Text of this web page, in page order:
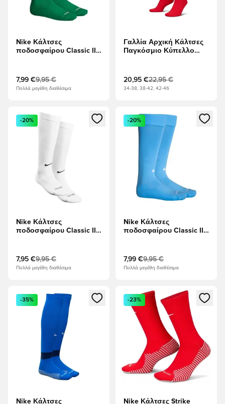
Nike Κάλτσες
ποδοσφαίρου Classic II -
7,99 €9,95 €
Πολλά μεγέθη διαθέσιμα
Γαλλία Αρχική Κάλτσες
Παγκόσμιο Κύπελλο
20,95 €22,95 €
34-38, 38-42, 42-46
Ανοίγει ένα Modal για να συνδεθείτε ή να εγγραφείτε ως
-20%
Nike Κάλτσες
ποδοσφαίρου Classic II -
7,95 €9,95 €
Πολλά μεγέθη διαθέσιμα
Ανοίγει ένα Modal για να
-20%
Nike Κάλτσες
ποδοσφαίρου Classic II -
7,99 €9,95 €
Πολλά μεγέθη διαθέσιμα
Ανοίγει ένα Modal για να συνδεθείτε ή να εγγραφείτε ως
-35%
Nike Κάλτσες
Ανοίγει ένα Modal για να
-23%
Nike Κάλτσες Strike